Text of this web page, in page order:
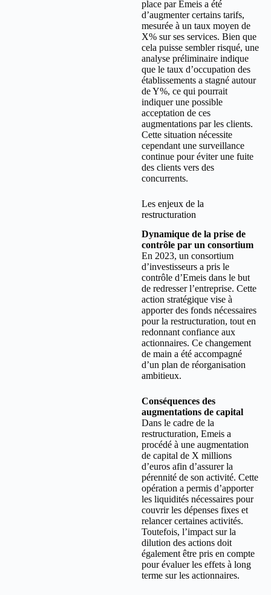
place par Emeis a été
d’augmenter certains tarifs,
mesurée à un taux moyen de
X% sur ses services. Bien que
cela puisse sembler risqué, une
analyse préliminaire indique
que le taux d’occupation des
établissements a stagné autour
de Y%, ce qui pourrait
indiquer une possible
acceptation de ces
augmentations par les clients.
Cette situation nécessite
cependant une surveillance
continue pour éviter une fuite
des clients vers des
concurrents.
Les enjeux de la
restructuration
Dynamique de la prise de
contrôle par un consortium
En 2023, un consortium
d’investisseurs a pris le
contrôle d’Emeis dans le but
de redresser l’entreprise. Cette
action stratégique vise à
apporter des fonds nécessaires
pour la restructuration, tout en
redonnant confiance aux
actionnaires. Ce changement
de main a été accompagné
d’un plan de réorganisation
ambitieux.
Conséquences des
augmentations de capital
Dans le cadre de la
restructuration, Emeis a
procédé à une augmentation
de capital de X millions
d’euros afin d’assurer la
pérennité de son activité. Cette
opération a permis d’apporter
les liquidités nécessaires pour
couvrir les dépenses fixes et
relancer certaines activités.
Toutefois, l’impact sur la
dilution des actions doit
également être pris en compte
pour évaluer les effets à long
terme sur les actionnaires.